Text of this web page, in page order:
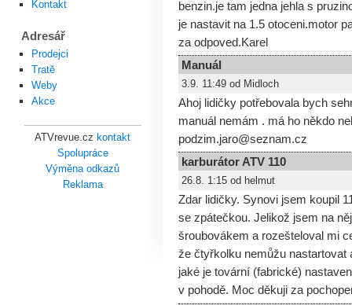
benzin.je tam jedna jehla s
je nastavit na 1.5 otoceni.motor
za odpoved.Karel
Manuál
3.9. 11:49 od Midloch
Ahoj lidičky potřebovala bych
manuál nemám . má ho někdo
podzim.jaro@seznam.cz
karburátor ATV 110
26.8. 1:15 od helmut
Zdar lidičky. Synovi jsem koupil
se zpátečkou. Jelikož jsem na
šroubovákem a rozešteloval mi
že čtyřkolku nemůžu
jaké je tovární (fabrické)
v pohodě. Moc děkuji za
Kontakt
Adresář
Prodejci
Tratě
Weby
Akce
ATVrevue.cz kontakt
Spolupráce
Výměna odkazů
Reklama